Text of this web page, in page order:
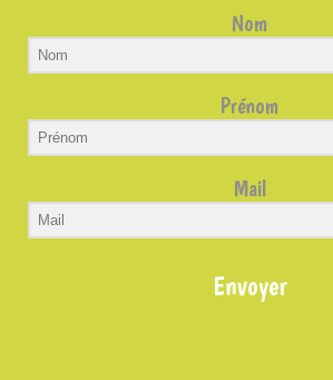
Nom
Prénom
Mail
Envoyer